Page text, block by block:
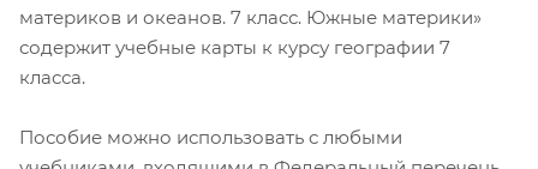
материков и океанов. 7 класс. Южные материки»
содержит учебные карты к курсу географии 7
класса.
Пособие можно использовать с любыми